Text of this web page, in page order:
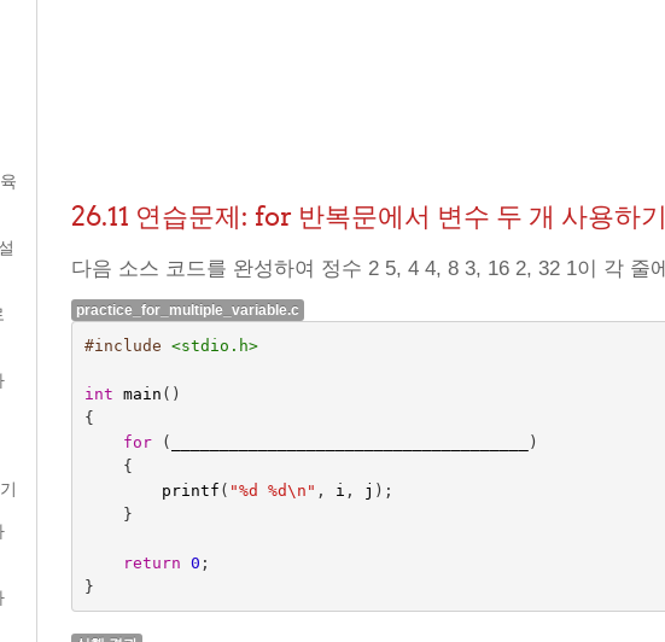
26.11 연습문제: for 반복문에서 변수 두 개 사용하기
다음 소스 코드를 완성하여 정수 2 5, 4 4, 8 3, 16 2, 32 1이 각 줄
practice_for_multiple_variable.c
#include <stdio.h>
int main ()
{
for
(
)
{
printf ( "%d %d\n " , i , j );
}
return 0 ;
}